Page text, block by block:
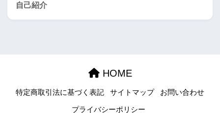
自己紹介
HOME
特定商取引法に基づく表記 サイトマップ お問い合わせ
プライバシーポリシー